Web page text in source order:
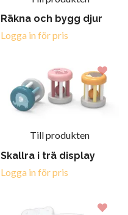
Räkna och bygg djur
Logga in för pris
Till produkten
Skallra i trä display
Logga in för pris